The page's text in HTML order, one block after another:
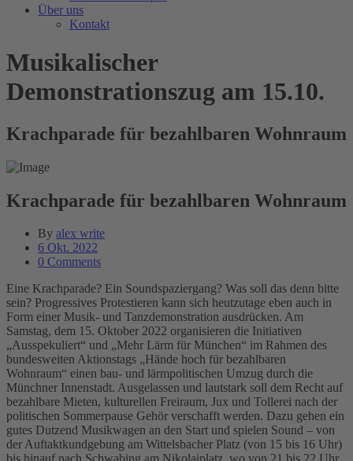
Über uns
Kontakt
Musikalischer
Demonstrationszug am 15.10.
Krachparade für bezahlbaren Wohnraum
Krachparade für bezahlbaren Wohnraum
By alex write
6 Okt. 2022
0 Comments
Eine Krachparade? Ein Soundspaziergang? Was soll das denn bitte
sein? Progressives Protestieren kann sich heutzutage eben auch in
Form einer Musik- und Tanzdemonstration ausdrücken. Am
Samstag, dem 15. Oktober 2022 organisieren die Initiativen
„Ausspekuliert“ und „Mehr Lärm für München“ im Rahmen des
bundesweiten Aktionstags „Hände hoch für bezahlbaren
Wohnraum“ einen bau- und lärmpolitischen Umzug durch die
Münchner Innenstadt. Ausgelassen und lautstark soll dem Recht auf
bezahlbare Mieten, kulturellen Freiraum, Jux und Tollerei nach der
politischen Sommerpause Gehör verschafft werden. Dazu gehen ein
gutes Dutzend Musikwagen an den Start und spielen Sound – von
der Auftaktkundgebung am Wittelsbacher Platz (von 15 bis 16 Uhr)